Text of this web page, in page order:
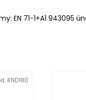
EN 71-1+A1 943095
KND180